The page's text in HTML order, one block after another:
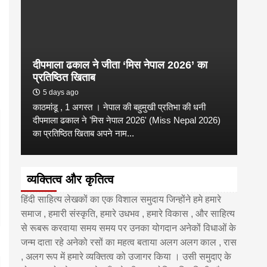
दीपमाला ढकाल ने जीता ‘मिस नेपाल 2026’ का
प्रतिष्ठित खिताब
5 days ago
काठमांडू , 1 अगस्त । नेपाल की बहुमुखी प्रतिभा की धनी
दीपमाला ढकाल ने 'मिस नेपाल 2026' (Miss Nepal 2026)
का प्रतिष्ठित खिताब अपने नाम...
व्यक्तित्व और कृतित्व
हिंदी साहित्य लेखकों का एक विशाल समुदाय जिन्होंने हमे हमारे
समाज , हमारी संस्कृति, हमारे उधभव , हमारे विकास , और साहित्य
से रूबरू करवाया समय समय पर उनका योगदान अनेकों विधाओं के
जन्म दाता रहे अनेको रसों का महत्व बताया अलग अलग काल , रास
, अलग रूप में हमारे व्यक्तित्व को उजागर किया । उसी समुदाए के